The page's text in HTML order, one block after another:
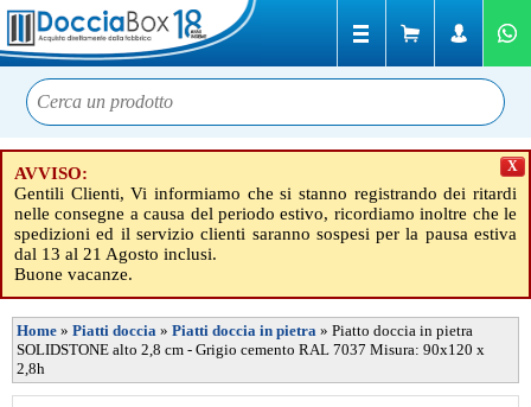
AVVISO:
Gentili Clienti, Vi informiamo che si stanno registrando dei ritardi
nelle consegne a causa del periodo estivo, ricordiamo inoltre che le
spedizioni ed il servizio clienti saranno sospesi per la pausa estiva
dal 13 al 21 Agosto inclusi.
Buone vacanze.
X
Home » Piatti doccia » Piatti doccia in pietra » Piatto doccia in pietra
SOLIDSTONE alto 2,8 cm - Grigio cemento RAL 7037 Misura: 90x120 x
2,8h